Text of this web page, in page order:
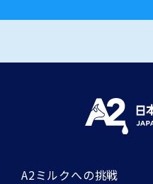
A2ミルクへの挑戦